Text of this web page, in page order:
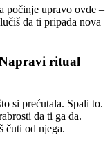
počinje upravo ovde –
da ti pripada nova
ritual
si prećutala. Spali to.
da ti ga da.
čuti od njega.